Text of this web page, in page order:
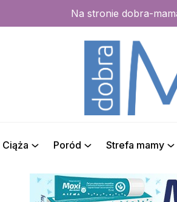
Na stronie dobra-
Ciąża Poród Strefa mamy